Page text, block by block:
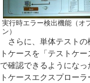
実行時エラー検出機能（オ
ン）
さらに、単体テストの
トケースを「テストケ
で確認できるようにな
トケースエクスプロー